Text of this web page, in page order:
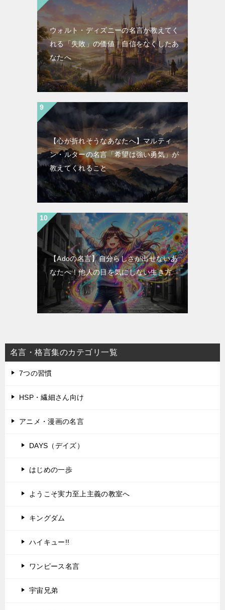
ウォルト・ディズニーの名言が教えてく
れる「失敗」の価値｜自信をなくしたあ
なたへ
【心が折れそうなあなたへ】マルティ
ン・ルターの名言「希望は強い勇気」が
教えてくれること
【Adoの名言】自分らしさが出せないあ
なたへ！他人の目を気にしない生き方
名言・格言集のカテゴリ一覧
7つの習慣
HSP・繊細さん向け
アニメ・漫画の名言
DAYS（デイズ）
はじめの一歩
ようこそ実力至上主義の教室へ
キングダム
ハイキュー!!
ワンピース名言
宇宙兄弟